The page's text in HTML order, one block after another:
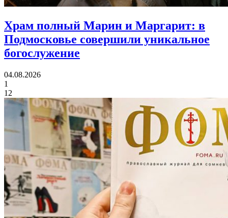
Храм полный Марин и Маргарит: в
Подмосковье совершили уникальное
богослужение
04.08.2026
1
12